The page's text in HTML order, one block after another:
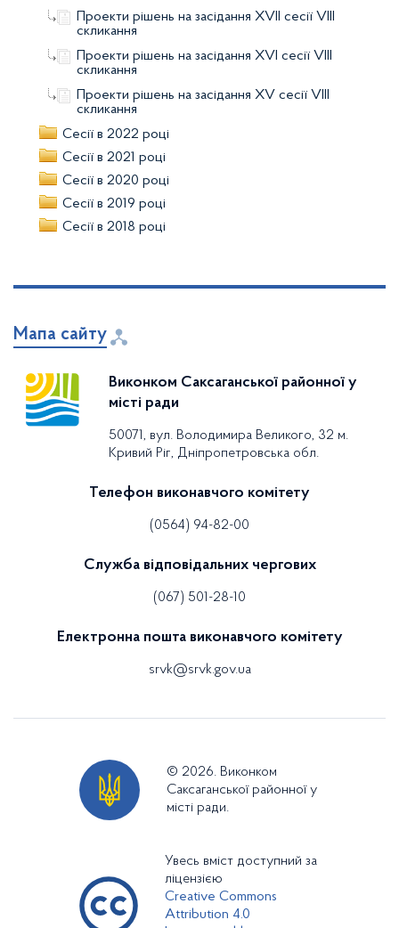
Проекти рішень на засідання XVII сесії VIII
скликання
Проекти рішень на засідання XVI сесії VIII
скликання
Проекти рішень на засідання XV сесії VIII
скликання
Сесії в 2022 році
Сесії в 2021 році
Сесії в 2020 році
Сесії в 2019 році
Сесії в 2018 році
Мапа сайту
Виконком Саксаганської районної у
місті ради
50071, вул. Володимира Великого, 32 м.
Кривий Ріг, Дніпропетровська обл.
Телефон виконавчого комітету
(0564) 94-82-00
Служба відповідальних чергових
(067) 501-28-10
Електронна пошта виконавчого комітету
srvk@srvk.gov.ua
© 2026. Виконком
Саксаганської районної у
місті ради.
Увесь вміст доступний за
ліцензією
Creative Commons
Attribution 4.0